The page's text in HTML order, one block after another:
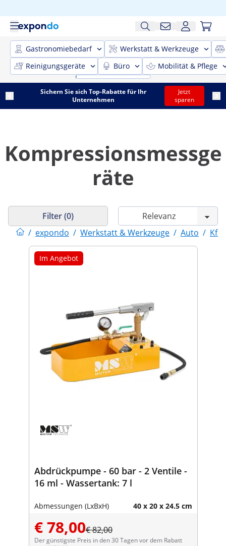
Gastronomiebedarf
Werkstatt & Werkzeuge
Reinigungsgeräte
Büro Mobilität & Pflege
Sichern Sie sich Top-Rabatte für Ihr
Unternehmen
Jetzt
sparen
Kompressionsmessge
räte
/ expondo / Werkstatt & Werkzeuge / Auto /
Filter (0)
Im Angebot
Abdrückpumpe - 60 bar - 2 Ventile -
16 ml - Wassertank: 7 l
Abmessungen (LxBxH) 40 x 20 x 24.5 cm
€ 78,00€ 82,00
Der günstigste Preis in den 30 Tagen vor dem Rabatt